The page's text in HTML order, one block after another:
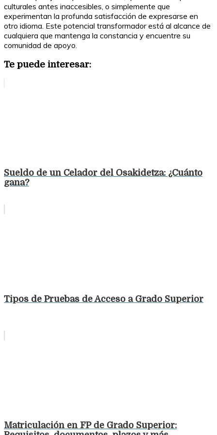
culturales antes inaccesibles, o simplemente que
experimentan la profunda satisfacción de expresarse en
otro idioma. Este potencial transformador está al alcance de
cualquiera que mantenga la constancia y encuentre su
comunidad de apoyo.
Te puede interesar:
Sueldo de un Celador del Osakidetza: ¿Cuánto
gana?
Tipos de Pruebas de Acceso a Grado Superior
Matriculación en FP de Grado Superior: